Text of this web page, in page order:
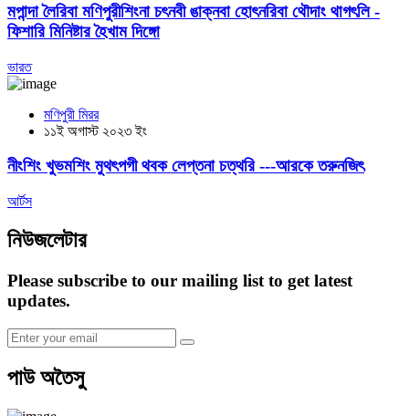
মপান্দা লৈরিবা মণিপুরীশিংনা চৎনবী ঙাক্নবা হোৎনরিবা থৌদাং থাগৎলি -
ফিশারি মিনিষ্টার হৈখাম দিঙ্গো
ভারত
মণিপুরী মিরর
১১ই অগাস্ট ২০২৩ ইং
নীংশিং খুভমশিং মুথৎপগী থবক লেপ্তনা চত্থরি ---আরকে তরুনজিৎ
আর্টস
নিউজলেটার
Please subscribe to our mailing list to get latest
updates.
পাউ অতৈসু